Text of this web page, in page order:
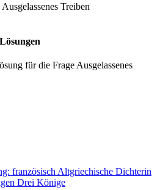
Treiben
für die Frage Ausgelassenes
französisch Altgriechische Dichterin
Drei Könige